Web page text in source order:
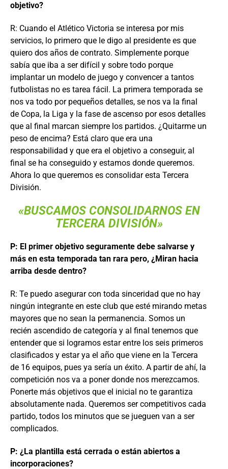
objetivo?
R: Cuando el Atlético Victoria se interesa por mis
servicios, lo primero que le digo al presidente es que
quiero dos años de contrato. Simplemente porque
sabía que iba a ser difícil y sobre todo porque
implantar un modelo de juego y convencer a tantos
futbolistas no es tarea fácil. La primera temporada se
nos va todo por pequeños detalles, se nos va la final
de Copa, la Liga y la fase de ascenso por esos detalles
que al final marcan siempre los partidos. ¿Quitarme un
peso de encima? Está claro que era una
responsabilidad y que era el objetivo a conseguir, al
final se ha conseguido y estamos donde queremos.
Ahora lo que queremos es consolidar esta Tercera
División.
«BUSCAMOS CONSOLIDARNOS EN
TERCERA DIVISIÓN»
P: El primer objetivo seguramente debe salvarse y
más en esta temporada tan rara pero, ¿Miran hacia
arriba desde dentro?
R: Te puedo asegurar con toda sinceridad que no hay
ningún integrante en este club que esté mirando metas
mayores que no sean la permanencia. Somos un
recién ascendido de categoría y al final tenemos que
entender que si logramos estar entre los seis primeros
clasificados y estar ya el año que viene en la Tercera
de 16 equipos, pues ya sería un éxito. A partir de ahí, la
competición nos va a poner donde nos merezcamos.
Ponerte más objetivos que el inicial no te garantiza
absolutamente nada. Queremos ser competitivos cada
partido, todos los minutos que se jueguen van a ser
complicados.
P: ¿La plantilla está cerrada o están abiertos a
incorporaciones?